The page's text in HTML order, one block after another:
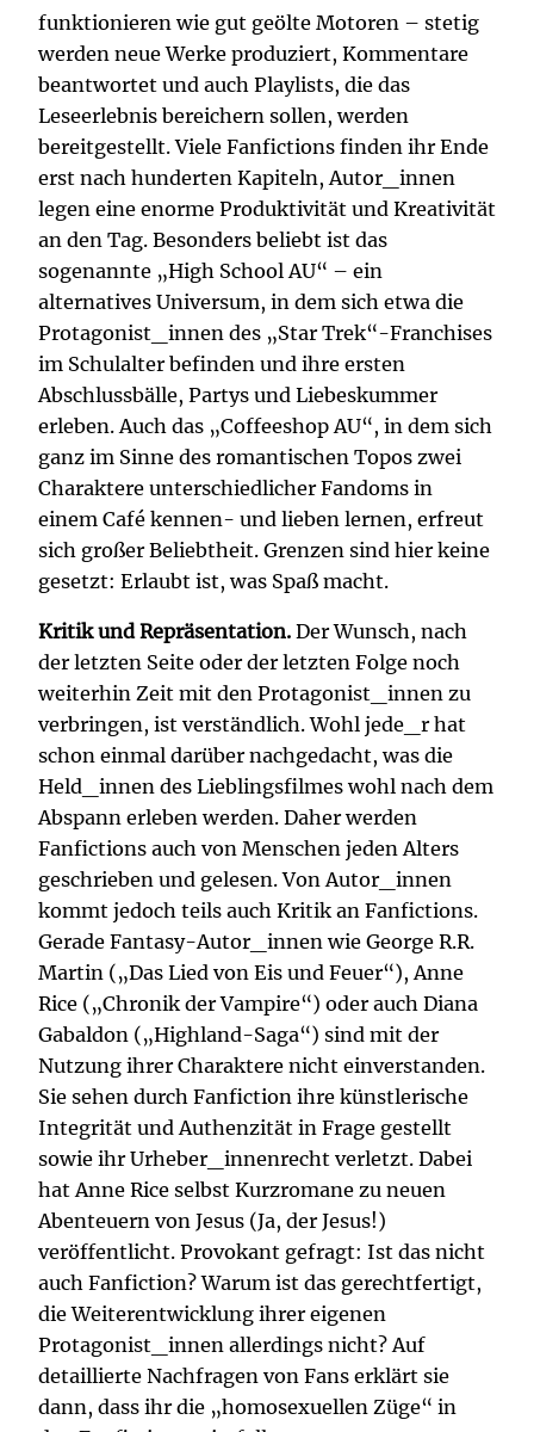
funktionieren wie gut geölte Motoren – stetig
werden neue Werke produziert, Kommentare
beantwortet und auch Playlists, die das
Leseerlebnis bereichern sollen, werden
bereitgestellt. Viele Fanfictions finden ihr Ende
erst nach hunderten Kapiteln, Autor_innen
legen eine enorme Produktivität und Kreativität
an den Tag. Besonders beliebt ist das
sogenannte „High School AU“ – ein
alternatives Universum, in dem sich etwa die
Protagonist_innen des „Star Trek“-Franchises
im Schulalter befinden und ihre ersten
Abschlussbälle, Partys und Liebeskummer
erleben. Auch das „Coffeeshop AU“, in dem sich
ganz im Sinne des romantischen Topos zwei
Charaktere unterschiedlicher Fandoms in
einem Café kennen- und lieben lernen, erfreut
sich großer Beliebtheit. Grenzen sind hier keine
gesetzt: Erlaubt ist, was Spaß macht.
Kritik und Repräsentation. Der Wunsch, nach
der letzten Seite oder der letzten Folge noch
weiterhin Zeit mit den Protagonist_innen zu
verbringen, ist verständlich. Wohl jede_r hat
schon einmal darüber nachgedacht, was die
Held_innen des Lieblingsfilmes wohl nach dem
Abspann erleben werden. Daher werden
Fanfictions auch von Menschen jeden Alters
geschrieben und gelesen. Von Autor_innen
kommt jedoch teils auch Kritik an Fanfictions.
Gerade Fantasy-Autor_innen wie George R.R.
Martin („Das Lied von Eis und Feuer“), Anne
Rice („Chronik der Vampire“) oder auch Diana
Gabaldon („Highland-Saga“) sind mit der
Nutzung ihrer Charaktere nicht einverstanden.
Sie sehen durch Fanfiction ihre künstlerische
Integrität und Authenzität in Frage gestellt
sowie ihr Urheber_innenrecht verletzt. Dabei
hat Anne Rice selbst Kurzromane zu neuen
Abenteuern von Jesus (Ja, der Jesus!)
veröffentlicht. Provokant gefragt: Ist das nicht
auch Fanfiction? Warum ist das gerechtfertigt,
die Weiterentwicklung ihrer eigenen
Protagonist_innen allerdings nicht? Auf
detaillierte Nachfragen von Fans erklärt sie
dann, dass ihr die „homosexuellen Züge“ in